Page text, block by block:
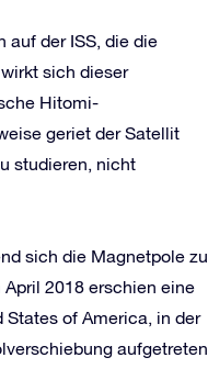
auf der ISS, die die
sich dieser
Hitomi-
geriet der Satellit
studieren, nicht
sich die Magnetpole zu
2018 erschien eine
States of America, in der
aufgetreten